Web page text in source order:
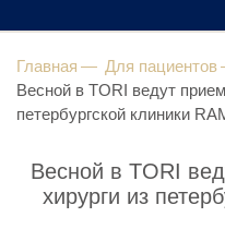
Главная Для пациентов
Весной в TORI ведут
петербургской клиники
Весной в TORI
хирурги из